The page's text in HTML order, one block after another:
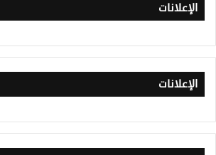
الإعلانات
الإعلانات